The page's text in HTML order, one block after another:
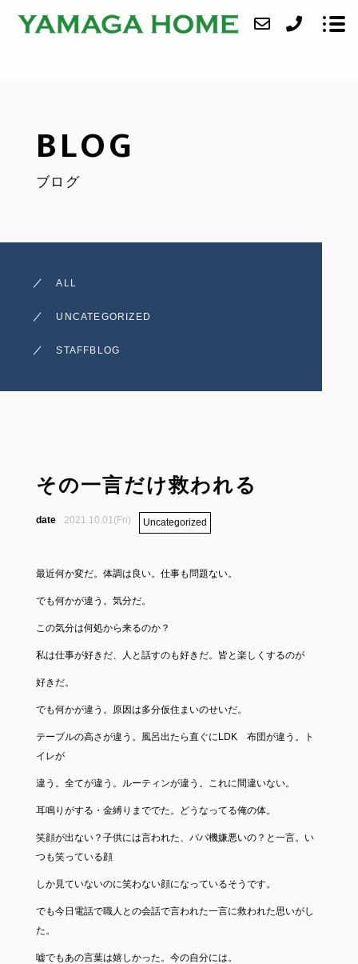
BLOG
ブログ
ALL
UNCATEGORIZED
STAFFBLOG
その一言だけ救われる
2021.10.01(Fri) Uncategorized
最近何か変だ。体調は良い。仕事も問題ない。
でも何かが違う。気分だ。
この気分は何処から来るのか？
私は仕事が好きだ、人と話すのも好きだ。皆と楽しくするのが
好きだ。
でも何かが違う。原因は多分仮住まいのせいだ。
テーブルの高さが違う。風呂出たら直ぐにLDK 布団が違う。ト
イレが
違う。全てが違う。ルーティンが違う。これに間違いない。
耳鳴りがする・金縛りまででた。どうなってる俺の体。
笑顔が出ない？子供には言われた、パパ機嫌悪いの？と一言。い
つも笑っている顔
しか見ていないのに笑わない顔になっているそうです。
でも今日電話で職人との会話で言われた一言に救われた思いがし
た。
嘘でもあの言葉は嬉しかった。今の自分には。